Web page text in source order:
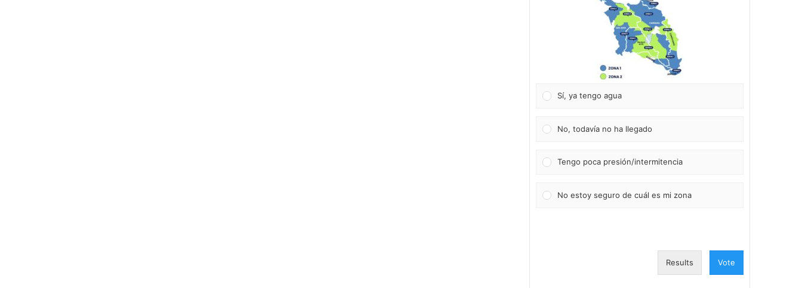
Sí, ya tengo agua
No, todavía no ha llegado
Tengo poca presión/intermitencia
No estoy seguro de cuál es mi zona
Results Vote